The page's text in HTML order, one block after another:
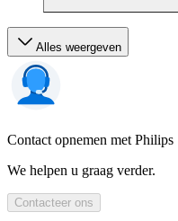
Alles weergeven
Contact opnemen met Philips
We helpen u graag verder.
Contacteer ons